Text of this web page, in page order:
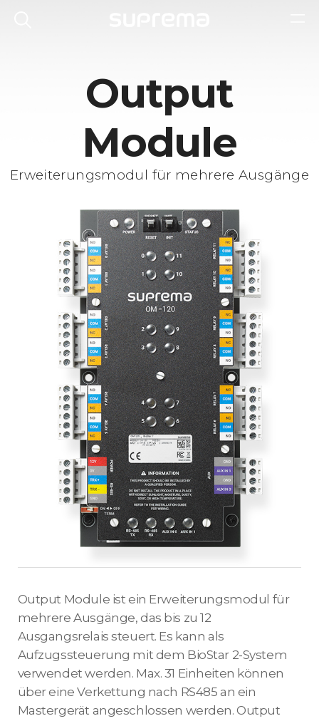
Output
Module
Erweiterungsmodul für mehrere Ausgänge
Output Module ist ein Erweiterungsmodul für
mehrere Ausgänge, das bis zu 12
Ausgangsrelais steuert. Es kann als
Aufzugssteuerung mit dem BioStar 2-System
verwendet werden. Max. 31 Einheiten können
über eine Verkettung nach RS485 an ein
Mastergerät angeschlossen werden. Output